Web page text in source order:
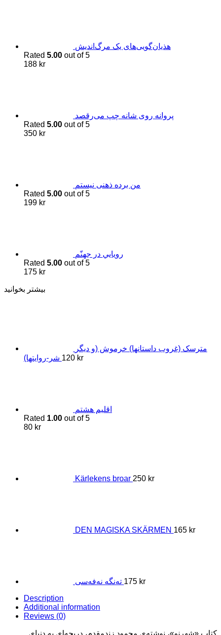
هذیان‌گویی‌های یک مرگ‌اندیش
Rated 5.00 out of 5
188 kr
پروانه روی شانه چپ می‌رقصد
Rated 5.00 out of 5
350 kr
من برده ذهنی نیستم
Rated 5.00 out of 5
199 kr
رويايي در جهنّم
Rated 5.00 out of 5
175 kr
بیشتر بخوانید
مترسک (غروب داستانها) خرموش (و دیگر
شر-روایتها) 120 kr
اقلیم هشتم
Rated 1.00 out of 5
80 kr
Kärlekens broar 250 kr
DEN MAGISKA SKÄRMEN 165 kr
تەنگه نەفەسی 175 kr
Description
Additional information
Reviews (0)